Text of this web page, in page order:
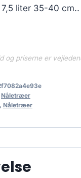
liter 35-40 cm..
og priserne er
Nåletræer
, Nåletræer